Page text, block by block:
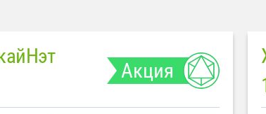
Акция